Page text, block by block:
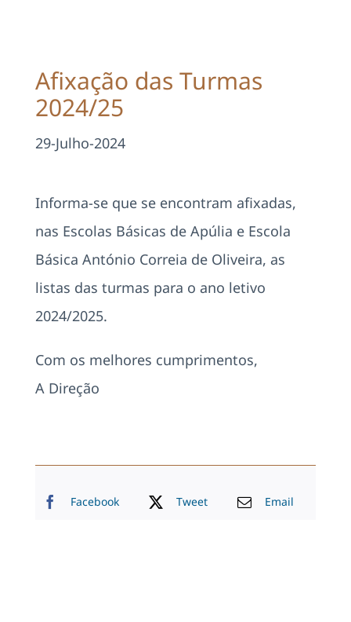
Área Reservada
Pesquisar
Afixação das Turmas
2024/25
29-Julho-2024
Informa-se que se encontram afixadas,
nas Escolas Básicas de Apúlia e Escola
Básica António Correia de Oliveira, as
listas das turmas para o ano letivo
2024/2025.
Com os melhores cumprimentos,
A Direção
Facebook Tweet Email